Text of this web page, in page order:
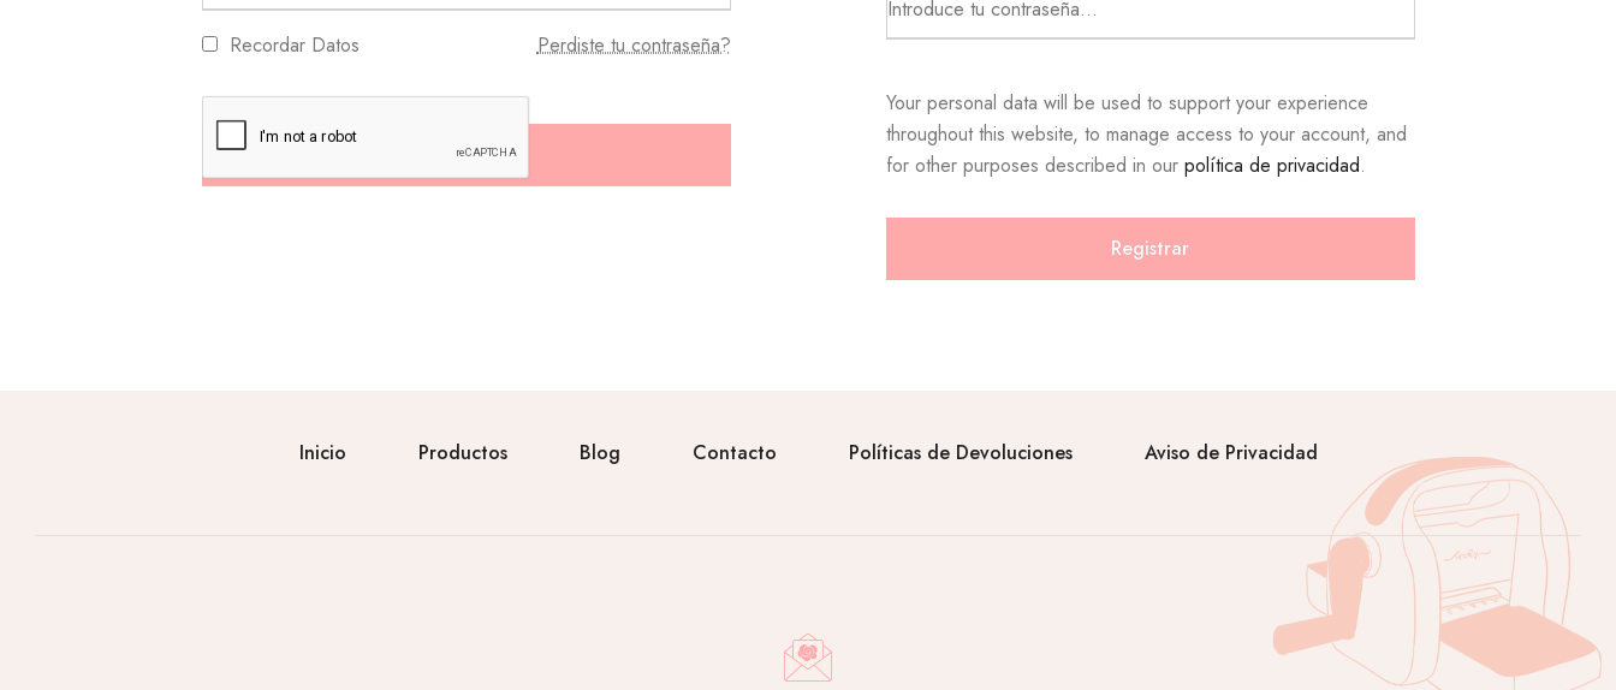
Recordar Datos Perdiste tu contraseña?
Log in
Your personal data will be used to support your experience
throughout this website, to manage access to your account, and
for other purposes described in our política de privacidad.
Registrar
Inicio Productos Blog Contacto Políticas de Devoluciones Aviso de Privacidad